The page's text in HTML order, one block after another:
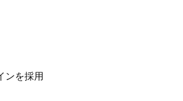
ンを採用